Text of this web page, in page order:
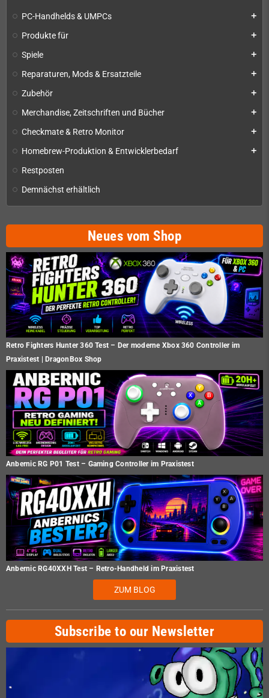
PC-Handhelds & UMPCs add
Produkte für add
Spiele add
Reparaturen, Mods & Ersatzteile add
Zubehör add
Merchandise, Zeitschriften und Bücher add
Checkmate & Retro Monitor add
Homebrew-Produktion & Entwicklerbedarf add
Restposten
Demnächst erhältlich
Neues vom Shop
Retro Fighters Hunter 360 Test – Der moderne Xbox 360 Controller im
Praxistest | DragonBox Shop
Anbernic RG P01 Test – Gaming Controller im Praxistest
Anbernic RG40XXH Test – Retro-Handheld im Praxistest
ZUM BLOG
Subscribe to our Newsletter